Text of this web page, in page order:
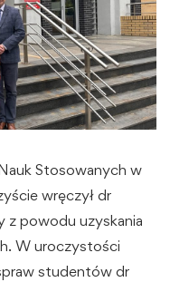
Stosowanych w
wręczył dr
z powodu uzyskania
W uroczystości
studentów dr